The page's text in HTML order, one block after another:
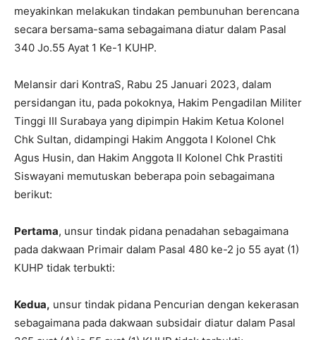
meyakinkan melakukan tindakan pembunuhan berencana
secara bersama-sama sebagaimana diatur dalam Pasal
340 Jo.55 Ayat 1 Ke-1 KUHP.
Melansir dari KontraS, Rabu 25 Januari 2023, dalam
persidangan itu, pada pokoknya, Hakim Pengadilan Militer
Tinggi III Surabaya yang dipimpin Hakim Ketua Kolonel
Chk Sultan, didampingi Hakim Anggota I Kolonel Chk
Agus Husin, dan Hakim Anggota II Kolonel Chk Prastiti
Siswayani memutuskan beberapa poin sebagaimana
berikut:
Pertama, unsur tindak pidana penadahan sebagaimana
pada dakwaan Primair dalam Pasal 480 ke-2 jo 55 ayat (1)
KUHP tidak terbukti:
Kedua, unsur tindak pidana Pencurian dengan kekerasan
sebagaimana pada dakwaan subsidair diatur dalam Pasal